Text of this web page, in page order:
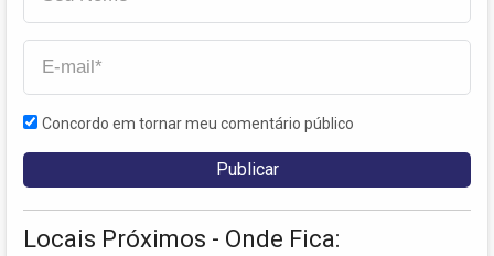
Concordo em tornar meu comentário público
Locais Próximos - Onde Fica: